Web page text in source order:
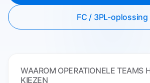
FC / 3PL-oplossing
WAAROM OPERATIONELE TEAMS
KIEZEN